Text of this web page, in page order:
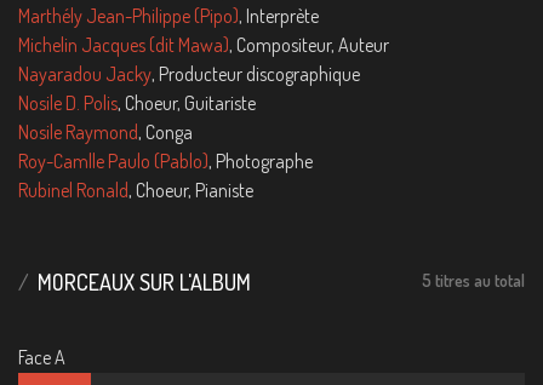
Marthély Jean-Philippe (Pipo), Interprète
Michelin Jacques (dit Mawa), Compositeur, Auteur
Nayaradou Jacky, Producteur discographique
Nosile D. Polis, Choeur, Guitariste
Nosile Raymond, Conga
Roy-Camlle Paulo (Pablo), Photographe
Rubinel Ronald, Choeur, Pianiste
MORCEAUX SUR L'ALBUM 5 titres au total
Face A